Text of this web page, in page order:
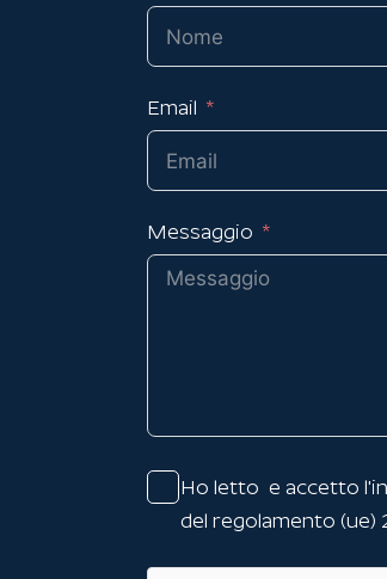
Email
Messaggio
Ho letto e accetto l'
del regolamento (ue)